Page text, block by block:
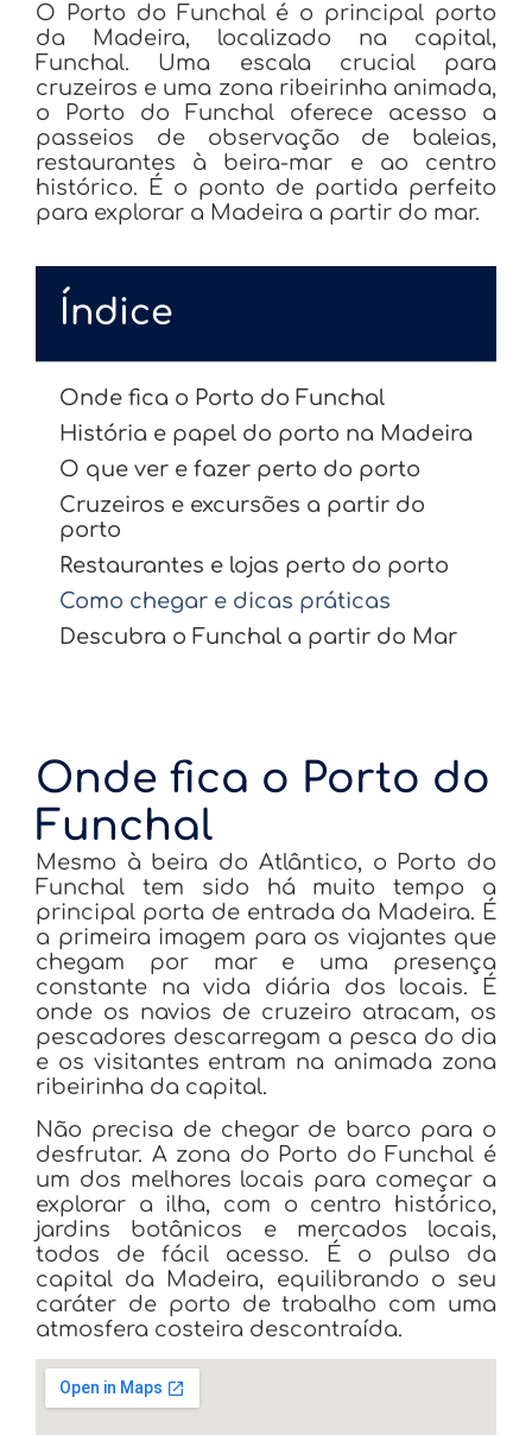
O Porto do Funchal é o principal porto
da Madeira, localizado na capital,
Funchal. Uma escala crucial para
cruzeiros e uma zona ribeirinha animada,
o Porto do Funchal oferece acesso a
passeios de observação de baleias,
restaurantes à beira-mar e ao centro
histórico. É o ponto de partida perfeito
para explorar a Madeira a partir do mar.
Índice
Onde fica o Porto do Funchal
História e papel do porto na Madeira
O que ver e fazer perto do porto
Cruzeiros e excursões a partir do
porto
Restaurantes e lojas perto do porto
Como chegar e dicas práticas
Descubra o Funchal a partir do Mar
Onde fica o Porto do
Funchal
Mesmo à beira do Atlântico, o Porto do
Funchal tem sido há muito tempo a
principal porta de entrada da Madeira. É
a primeira imagem para os viajantes que
chegam por mar e uma presença
constante na vida diária dos locais. É
onde os navios de cruzeiro atracam, os
pescadores descarregam a pesca do dia
e os visitantes entram na animada zona
ribeirinha da capital.
Não precisa de chegar de barco para o
desfrutar. A zona do Porto do Funchal é
um dos melhores locais para começar a
explorar a ilha, com o centro histórico,
jardins botânicos e mercados locais,
todos de fácil acesso. É o pulso da
capital da Madeira, equilibrando o seu
caráter de porto de trabalho com uma
atmosfera costeira descontraída.